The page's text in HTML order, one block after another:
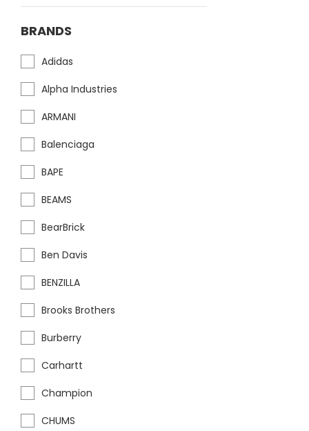
BRANDS
Adidas
Alpha Industries
ARMANI
Balenciaga
BAPE
BEAMS
BearBrick
Ben Davis
BENZILLA
Brooks Brothers
Burberry
Carhartt
Champion
CHUMS